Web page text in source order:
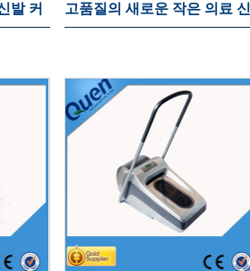
발 커
고품질의 새로운 작은 의료 신